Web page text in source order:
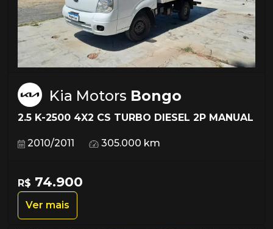
Kia Motors Bongo
2.5 K-2500 4X2 CS TURBO DIESEL 2P MANUAL
2010/2011 305.000 km
R$ 74.900
Ver mais